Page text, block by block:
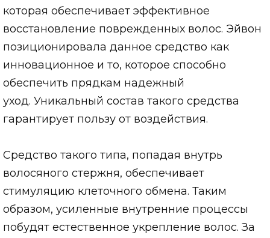
которая обеспечивает эффективное
восстановление поврежденных волос. Эйвон
позиционировала данное средство как
инновационное и то, которое способно
обеспечить прядкам надежный
уход. Уникальный состав такого средства
гарантирует пользу от воздействия.
Средство такого типа, попадая внутрь
волосяного стержня, обеспечивает
стимуляцию клеточного обмена. Таким
образом, усиленные внутренние процессы
побудят естественное укрепление волос. За